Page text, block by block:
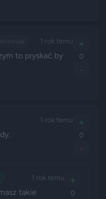
1 rok temu
to pryskać by
+
0
-
1 rok temu +
0
-
1 rok temu
takie
+
0